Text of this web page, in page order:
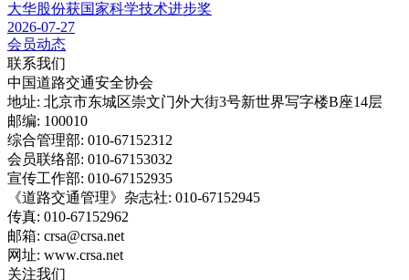
大华股份获国家科学技术进步奖
2026-07-27
会员动态
联系我们
中国道路交通安全协会
地址: 北京市东城区崇文门外大街3号新世界写字楼B座14层
邮编: 100010
综合管理部: 010-67152312
会员联络部: 010-67153032
宣传工作部: 010-67152935
《道路交通管理》杂志社: 010-67152945
传真: 010-67152962
邮箱: crsa@crsa.net
网址: www.crsa.net
关注我们